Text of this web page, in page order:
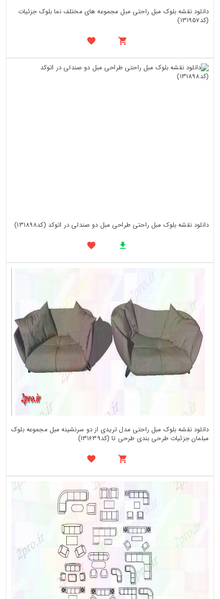
دانلود نقشه بلوک مبل راحتی مبل مجموعه های مختلف نما بلوک جزئیات
(کد131957)
دانلود نقشه بلوک مبل راحتی طراحی مبل دو صندلی در اتوکد (کد131898)
دانلود نقشه بلوک مبل راحتی مدل تریدی از دو سرنشینه مبل مجموعه بلوک
مبلمان جزئیات طرحی بندی طرحی تا (کد131639)